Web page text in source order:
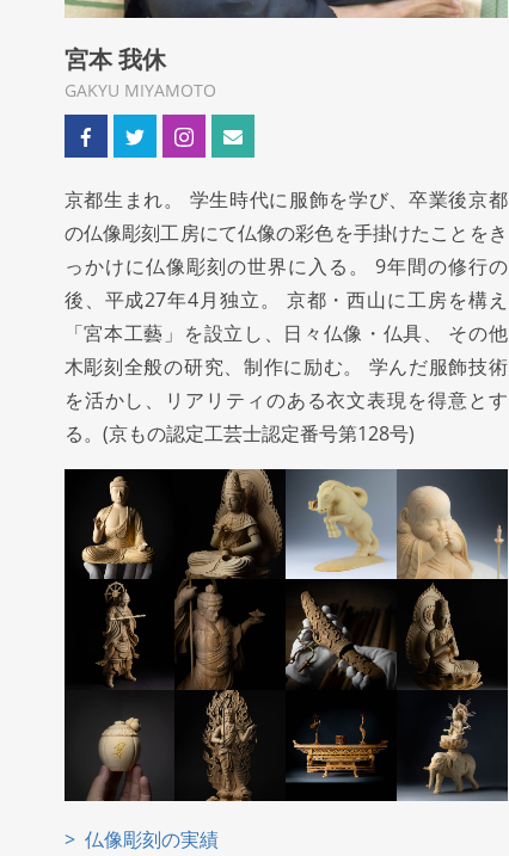
宮本 我休
GAKYU MIYAMOTO
京都生まれ。 学生時代に服飾を学び、卒業後京都
の仏像彫刻工房にて仏像の彩色を手掛けたことをき
っかけに仏像彫刻の世界に入る。 9年間の修行の
後、平成27年4月独立。 京都・西山に工房を構え
「宮本工藝」を設立し、日々仏像・仏具、 その他
木彫刻全般の研究、制作に励む。 学んだ服飾技術
を活かし、リアリティのある衣文表現を得意とす
る。(京もの認定工芸士認定番号第128号)
仏像彫刻の実績